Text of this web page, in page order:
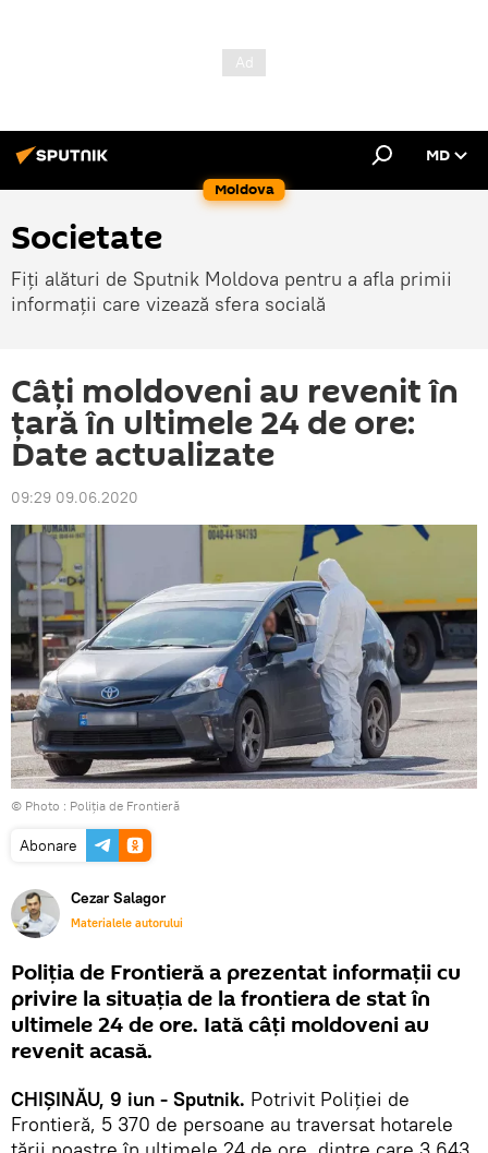
Moldova
MD
Societate
Fiți alături de Sputnik Moldova pentru a afla primii
informații care vizează sfera socială
Câți moldoveni au revenit în
țară în ultimele 24 de ore:
Date actualizate
09:29 09.06.2020
© Photo : Poliția de Frontieră
Abonare
Cezar Salagor
Materialele autorului
Poliția de Frontieră a prezentat informații cu
privire la situația de la frontiera de stat în
ultimele 24 de ore. Iată câți moldoveni au
revenit acasă.
CHIȘINĂU, 9 iun - Sputnik. Potrivit Poliției de
Frontieră, 5 370 de persoane au traversat hotarele